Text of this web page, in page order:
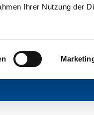
Ihrer Nutzung der